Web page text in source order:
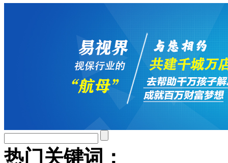
热门关键词：